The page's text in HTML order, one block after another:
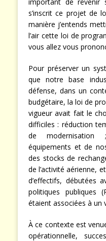
s’inscrit ce projet de
manière j’entends
l’air cette loi de
vous allez vous
Pour préserver un
que notre base
défense, dans un
budgétaire, la loi de
vigueur avait fait le
difficiles : réduction
de
équipements et de
des stocks de
de l’activité aérienne,
d’effectifs, débutées
politiques publiques
étaient associées à un
À ce contexte est
opérationnelle,